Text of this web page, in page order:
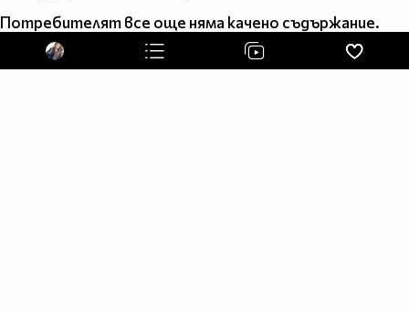
Потребителят все още няма качено съдържание.